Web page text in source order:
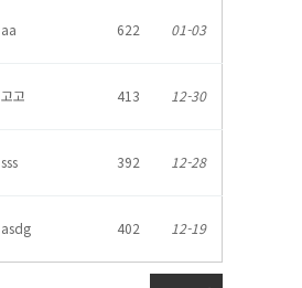
aa 622 01-03
고고 413 12-30
sss 392 12-28
asdg 402 12-19